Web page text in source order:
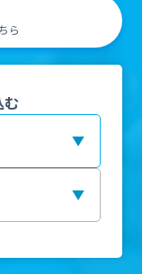
ら
む